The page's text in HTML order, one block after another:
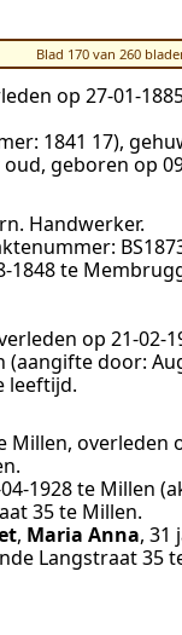
Blad 170 van 260
op
1841 17),
oud, geboren op
. Handwerker.
te
op
(aangifte door:
leeftijd.
Millen, overleden
.
te Millen
35 te Millen.
, Maria Anna, 31
Langstraat 35